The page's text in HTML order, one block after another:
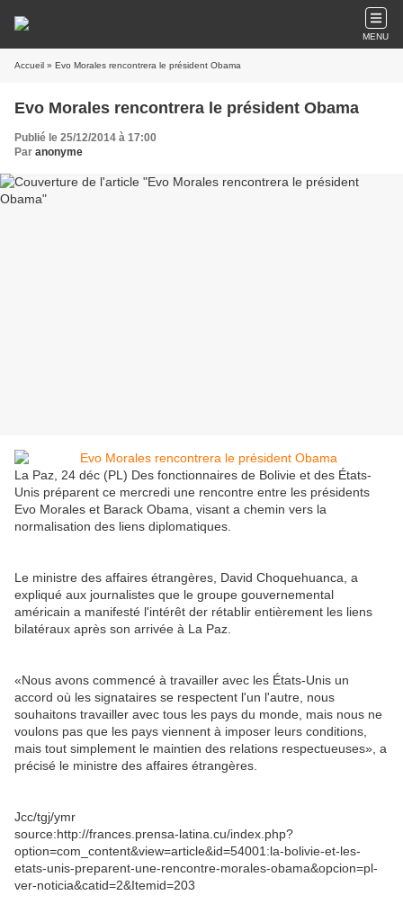
MENU
Accueil » Evo Morales rencontrera le président Obama
Evo Morales rencontrera le président Obama
Publié le 25/12/2014 à 17:00
Par anonyme
La Paz, 24 déc (PL) Des fonctionnaires de Bolivie et des États-
Unis préparent ce mercredi une rencontre entre les présidents
Evo Morales et Barack Obama, visant a chemin vers la
normalisation des liens diplomatiques.
Le ministre des affaires étrangères, David Choquehuanca, a
expliqué aux journalistes que le groupe gouvernemental
américain a manifesté l'intérêt der rétablir entièrement les liens
bilatéraux après son arrivée à La Paz.
«Nous avons commencé à travailler avec les États-Unis un
accord où les signataires se respectent l'un l'autre, nous
souhaitons travailler avec tous les pays du monde, mais nous ne
voulons pas que les pays viennent à imposer leurs conditions,
mais tout simplement le maintien des relations respectueuses», a
précisé le ministre des affaires étrangères.
Jcc/tgj/ymr
source:http://frances.prensa-latina.cu/index.php?
option=com_content&view=article&id=54001:la-bolivie-et-les-
etats-unis-preparent-une-rencontre-morales-obama&opcion=pl-
ver-noticia&catid=2&Itemid=203